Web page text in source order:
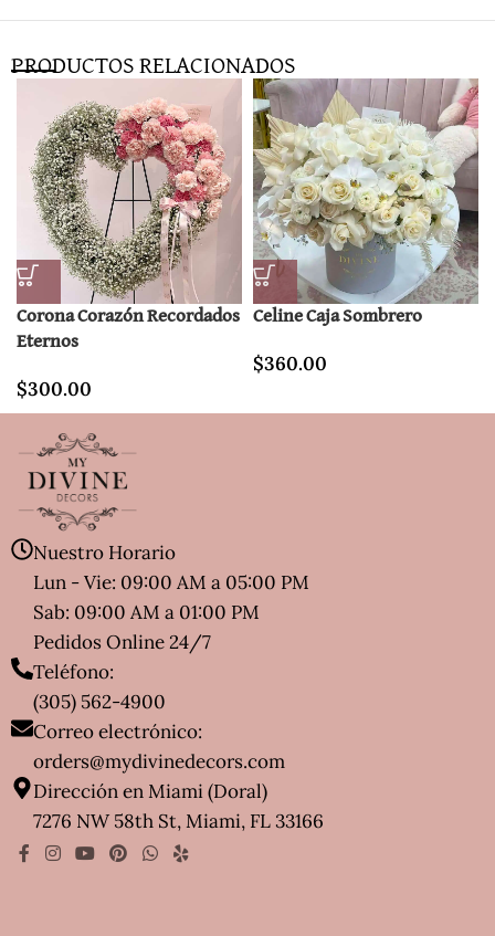
PRODUCTOS RELACIONADOS
Corona Corazón Recordados
Eternos
$300.00
Celine Caja Sombrero
$360.00
Nuestro Horario
Lun - Vie: 09:00 AM a 05:00 PM
Sab: 09:00 AM a 01:00 PM
Pedidos Online 24/7
Teléfono:
(305) 562-4900
Correo electrónico:
orders@mydivinedecors.com
Dirección en Miami (Doral)
7276 NW 58th St, Miami, FL 33166